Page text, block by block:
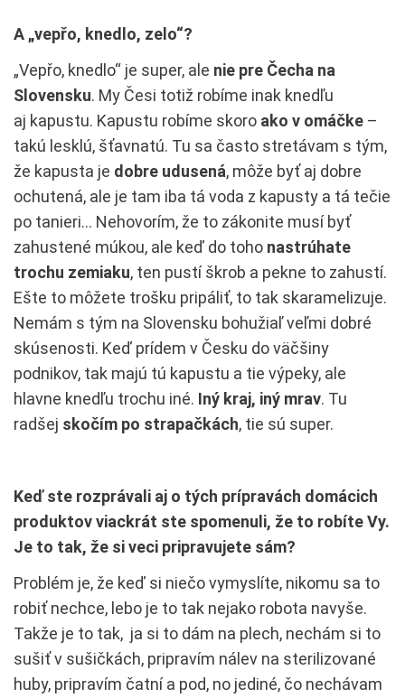
A „vepřo, knedlo, zelo“?
„Vepřo, knedlo“ je super, ale nie pre Čecha na
Slovensku. My Česi totiž robíme inak knedľu
aj kapustu. Kapustu robíme skoro ako v omáčke –
takú lesklú, šťavnatú. Tu sa často stretávam s tým,
že kapusta je dobre udusená, môže byť aj dobre
ochutená, ale je tam iba tá voda z kapusty a tá tečie
po tanieri… Nehovorím, že to zákonite musí byť
zahustené múkou, ale keď do toho nastrúhate
trochu zemiaku, ten pustí škrob a pekne to zahustí.
Ešte to môžete trošku pripáliť, to tak skaramelizuje.
Nemám s tým na Slovensku bohužiaľ veľmi dobré
skúsenosti. Keď prídem v Česku do väčšiny
podnikov, tak majú tú kapustu a tie výpeky, ale
hlavne knedľu trochu iné. Iný kraj, iný mrav. Tu
radšej skočím po strapačkách, tie sú super.
Keď ste rozprávali aj o tých prípravách domácich
produktov viackrát ste spomenuli, že to robíte Vy.
Je to tak, že si veci pripravujete sám?
Problém je, že keď si niečo vymyslíte, nikomu sa to
robiť nechce, lebo je to tak nejako robota navyše.
Takže je to tak, ja si to dám na plech, nechám si to
sušiť v sušičkách, pripravím nálev na sterilizované
huby, pripravím čatní a pod, no jediné, čo nechávam